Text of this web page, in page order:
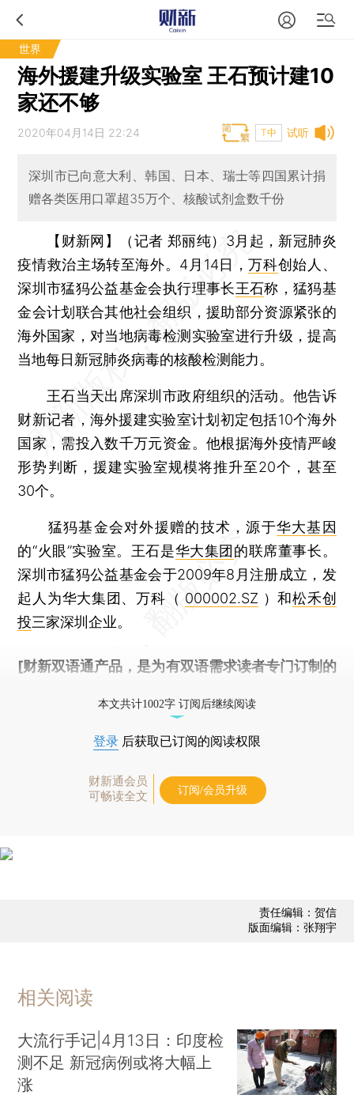
世界
海外援建升级实验室 王石预计建10
家还不够
试听
2020年04月14日 22:24 T中
深圳市已向意大利、韩国、日本、瑞士等四国累计捐
赠各类医用口罩超35万个、核酸试剂盒数千份
【财新网】（记者 郑丽纯） 3月起，新冠肺炎
疫情救治主场转至海外。4月14日，万科创始人、
深圳市猛犸公益基金会执行理事长王石称，猛犸基
金会计划联合其他社会组织，援助部分资源紧张的
海外国家，对当地病毒检测实验室进行升级，提高
当地每日新冠肺炎病毒的核酸检测能力。
王石当天出席深圳市政府组织的活动。他告诉
财新记者，海外援建实验室计划初定包括10个海外
国家，需投入数千万元资金。他根据海外疫情严峻
形势判断，援建实验室规模将推升至20个，甚至
30个。
猛犸基金会对外援赠的技术，源于华大基因
的“火眼”实验室。王石是华大集团 的联席董事长。
深圳市猛犸公益基金会于2009年8月注册成立，发
起人为华大集团、万科（ 000002.SZ ）和松禾创
投三家深圳企业。
[财新双语通产品，是为有双语需求读者专门订制的
本文共计1002字 订阅后继续阅读
登录 后获取已订阅的阅读权限
财新通会员
可畅读全文
订阅/会员升级
责任编辑：贺信
版面编辑：张翔宇
相关阅读
大流行手记|4月13日：印度检
测不足 新冠病例或将大幅上
涨